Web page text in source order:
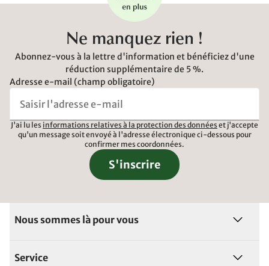
Ne manquez rien !
Abonnez-vous à la lettre d'information et bénéficiez d'une
réduction supplémentaire de 5 %.
Adresse e-mail (champ obligatoire)
J'ai lu les informations relatives à la protection des données et j'accepte
qu'un message soit envoyé à l'adresse électronique ci-dessous pour
confirmer mes coordonnées.
S'inscrire
Nous sommes là pour vous
Service